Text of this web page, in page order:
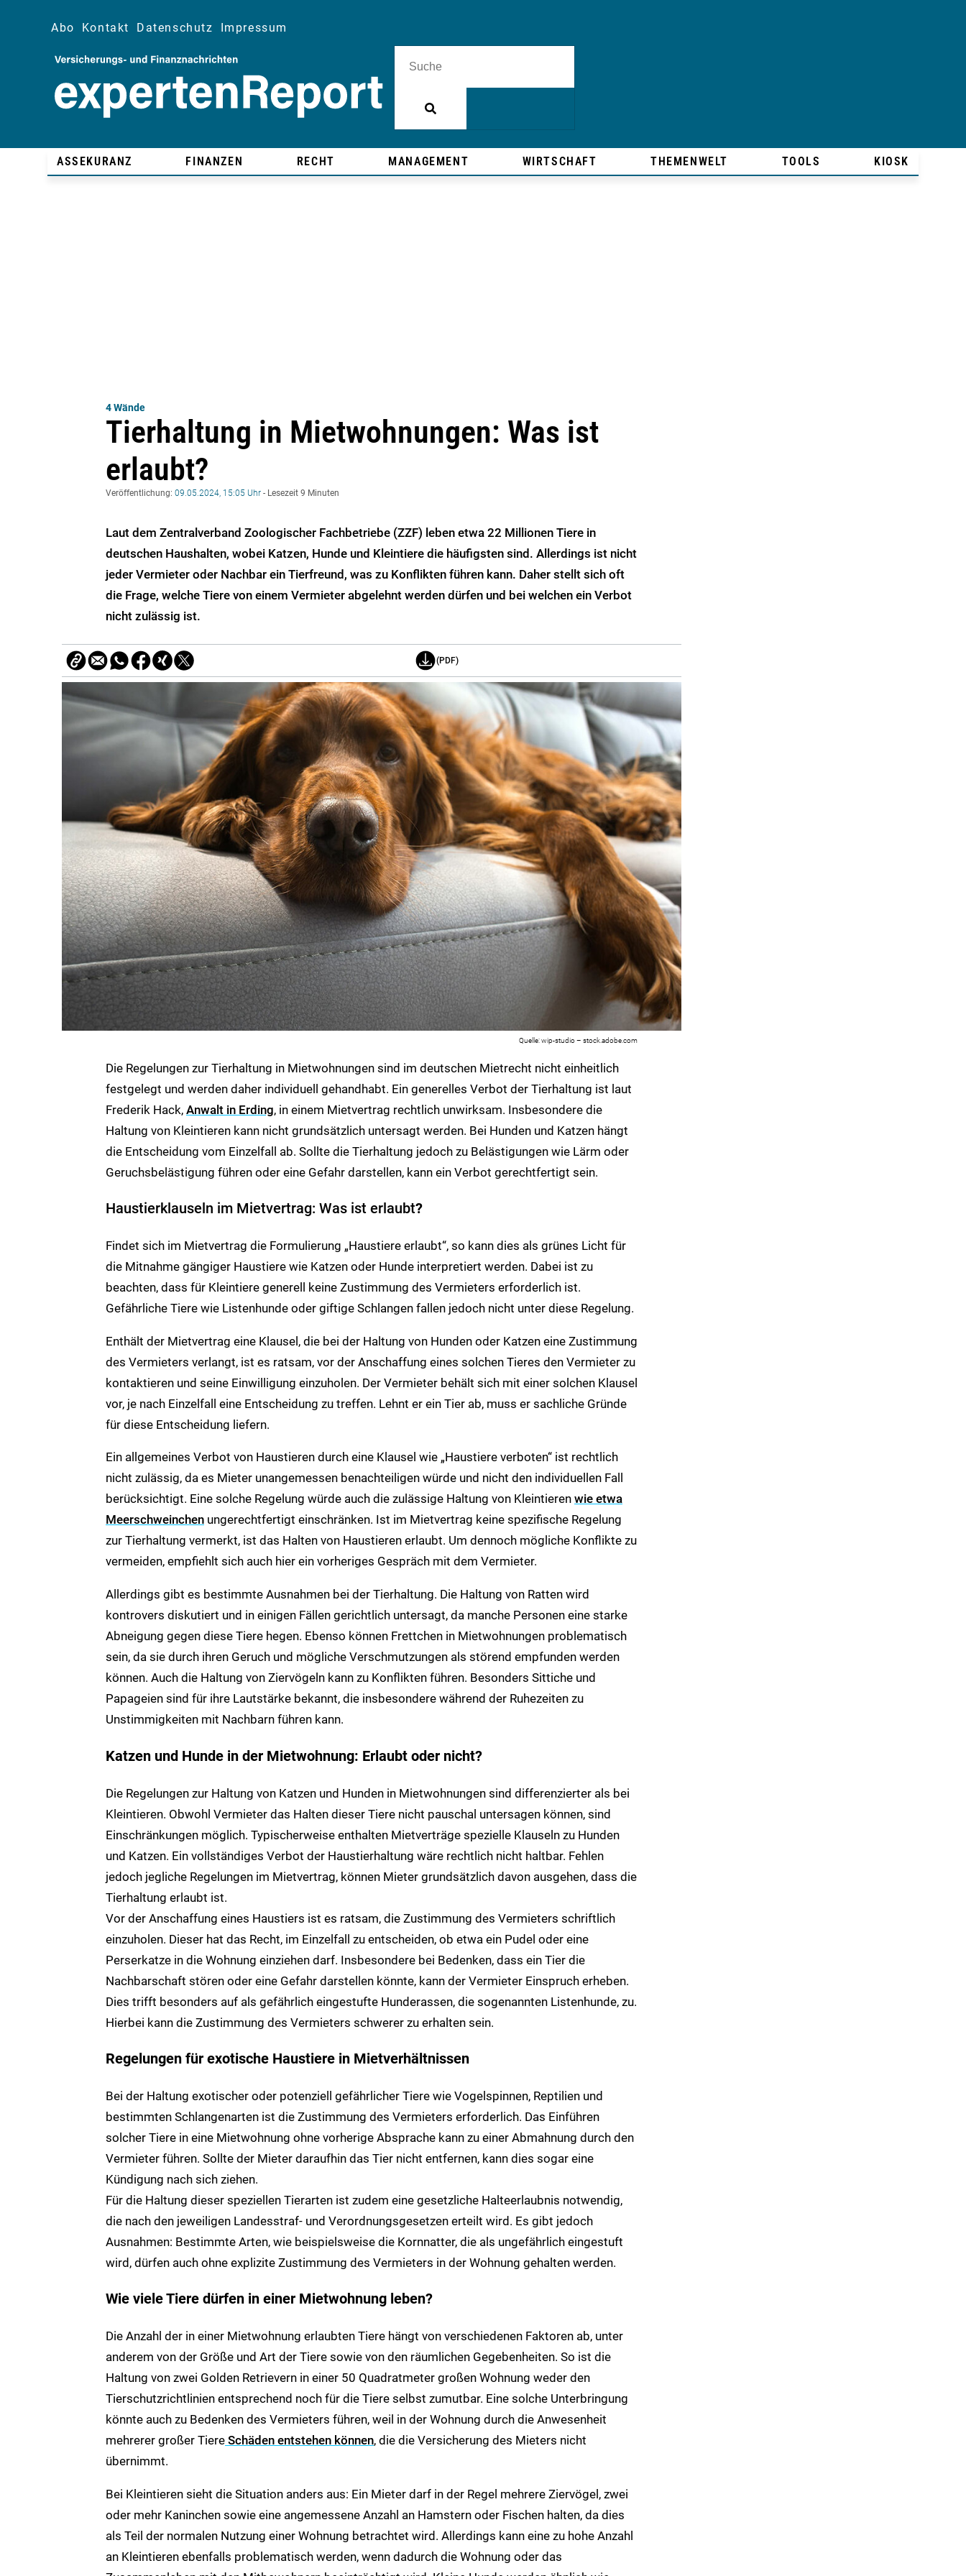
Abo Kontakt Datenschutz Impressum
ASSEKURANZ FINANZEN RECHT MANAGEMENT WIRTSCHAFT THEMENWELT TOOLS KIOSK
4 Wände
Tierhaltung in Mietwohnungen: Was ist
erlaubt?
Veröffentlichung: 09.05.2024, 15:05 Uhr - Lesezeit 9 Minuten
Laut dem Zentralverband Zoologischer Fachbetriebe (ZZF) leben etwa 22 Millionen Tiere in
deutschen Haushalten, wobei Katzen, Hunde und Kleintiere die häufigsten sind. Allerdings ist nicht
jeder Vermieter oder Nachbar ein Tierfreund, was zu Konflikten führen kann. Daher stellt sich oft
die Frage, welche Tiere von einem Vermieter abgelehnt werden dürfen und bei welchen ein Verbot
nicht zulässig ist.
(PDF)
wip-studio – stock.adobe.com
Die Regelungen zur Tierhaltung in Mietwohnungen sind im deutschen Mietrecht nicht einheitlich
festgelegt und werden daher individuell gehandhabt. Ein generelles Verbot der Tierhaltung ist laut
Frederik Hack, Anwalt in Erding, in einem Mietvertrag rechtlich unwirksam. Insbesondere die
Haltung von Kleintieren kann nicht grundsätzlich untersagt werden. Bei Hunden und Katzen hängt
die Entscheidung vom Einzelfall ab. Sollte die Tierhaltung jedoch zu Belästigungen wie Lärm oder
Geruchsbelästigung führen oder eine Gefahr darstellen, kann ein Verbot gerechtfertigt sein.
Haustierklauseln im Mietvertrag: Was ist erlaubt?
Findet sich im Mietvertrag die Formulierung „Haustiere erlaubt“, so kann dies als grünes Licht für
die Mitnahme gängiger Haustiere wie Katzen oder Hunde interpretiert werden. Dabei ist zu
beachten, dass für Kleintiere generell keine Zustimmung des Vermieters erforderlich ist.
Gefährliche Tiere wie Listenhunde oder giftige Schlangen fallen jedoch nicht unter diese Regelung.
Enthält der Mietvertrag eine Klausel, die bei der Haltung von Hunden oder Katzen eine Zustimmung
des Vermieters verlangt, ist es ratsam, vor der Anschaffung eines solchen Tieres den Vermieter zu
kontaktieren und seine Einwilligung einzuholen. Der Vermieter behält sich mit einer solchen Klausel
vor, je nach Einzelfall eine Entscheidung zu treffen. Lehnt er ein Tier ab, muss er sachliche Gründe
für diese Entscheidung liefern.
Ein allgemeines Verbot von Haustieren durch eine Klausel wie „Haustiere verboten“ ist rechtlich
nicht zulässig, da es Mieter unangemessen benachteiligen würde und nicht den individuellen Fall
berücksichtigt. Eine solche Regelung würde auch die zulässige Haltung von Kleintieren wie etwa
Meerschweinchen ungerechtfertigt einschränken. Ist im Mietvertrag keine spezifische Regelung
zur Tierhaltung vermerkt, ist das Halten von Haustieren erlaubt. Um dennoch mögliche Konflikte zu
vermeiden, empfiehlt sich auch hier ein vorheriges Gespräch mit dem Vermieter.
Allerdings gibt es bestimmte Ausnahmen bei der Tierhaltung. Die Haltung von Ratten wird
kontrovers diskutiert und in einigen Fällen gerichtlich untersagt, da manche Personen eine starke
Abneigung gegen diese Tiere hegen. Ebenso können Frettchen in Mietwohnungen problematisch
sein, da sie durch ihren Geruch und mögliche Verschmutzungen als störend empfunden werden
können. Auch die Haltung von Ziervögeln kann zu Konflikten führen. Besonders Sittiche und
Papageien sind für ihre Lautstärke bekannt, die insbesondere während der Ruhezeiten zu
Unstimmigkeiten mit Nachbarn führen kann.
Katzen und Hunde in der Mietwohnung: Erlaubt oder nicht?
Die Regelungen zur Haltung von Katzen und Hunden in Mietwohnungen sind differenzierter als bei
Kleintieren. Obwohl Vermieter das Halten dieser Tiere nicht pauschal untersagen können, sind
Einschränkungen möglich. Typischerweise enthalten Mietverträge spezielle Klauseln zu Hunden
und Katzen. Ein vollständiges Verbot der Haustierhaltung wäre rechtlich nicht haltbar. Fehlen
jedoch jegliche Regelungen im Mietvertrag, können Mieter grundsätzlich davon ausgehen, dass die
Tierhaltung erlaubt ist.
Vor der Anschaffung eines Haustiers ist es ratsam, die Zustimmung des Vermieters schriftlich
einzuholen. Dieser hat das Recht, im Einzelfall zu entscheiden, ob etwa ein Pudel oder eine
Perserkatze in die Wohnung einziehen darf. Insbesondere bei Bedenken, dass ein Tier die
Nachbarschaft stören oder eine Gefahr darstellen könnte, kann der Vermieter Einspruch erheben.
Dies trifft besonders auf als gefährlich eingestufte Hunderassen, die sogenannten Listenhunde, zu.
Hierbei kann die Zustimmung des Vermieters schwerer zu erhalten sein.
Regelungen für exotische Haustiere in Mietverhältnissen
Bei der Haltung exotischer oder potenziell gefährlicher Tiere wie Vogelspinnen, Reptilien und
bestimmten Schlangenarten ist die Zustimmung des Vermieters erforderlich. Das Einführen
solcher Tiere in eine Mietwohnung ohne vorherige Absprache kann zu einer Abmahnung durch den
Vermieter führen. Sollte der Mieter daraufhin das Tier nicht entfernen, kann dies sogar eine
Kündigung nach sich ziehen.
Für die Haltung dieser speziellen Tierarten ist zudem eine gesetzliche Halteerlaubnis notwendig,
die nach den jeweiligen Landesstraf- und Verordnungsgesetzen erteilt wird. Es gibt jedoch
Ausnahmen: Bestimmte Arten, wie beispielsweise die Kornnatter, die als ungefährlich eingestuft
wird, dürfen auch ohne explizite Zustimmung des Vermieters in der Wohnung gehalten werden.
Wie viele Tiere dürfen in einer Mietwohnung leben?
Die Anzahl der in einer Mietwohnung erlaubten Tiere hängt von verschiedenen Faktoren ab, unter
anderem von der Größe und Art der Tiere sowie von den räumlichen Gegebenheiten. So ist die
Haltung von zwei Golden Retrievern in einer 50 Quadratmeter großen Wohnung weder den
Tierschutzrichtlinien entsprechend noch für die Tiere selbst zumutbar. Eine solche Unterbringung
könnte auch zu Bedenken des Vermieters führen, weil in der Wohnung durch die Anwesenheit
mehrerer großer Tiere Schäden entstehen können, die die Versicherung des Mieters nicht
übernimmt.
Bei Kleintieren sieht die Situation anders aus: Ein Mieter darf in der Regel mehrere Ziervögel, zwei
oder mehr Kaninchen sowie eine angemessene Anzahl an Hamstern oder Fischen halten, da dies
als Teil der normalen Nutzung einer Wohnung betrachtet wird. Allerdings kann eine zu hohe Anzahl
an Kleintieren ebenfalls problematisch werden, wenn dadurch die Wohnung oder das